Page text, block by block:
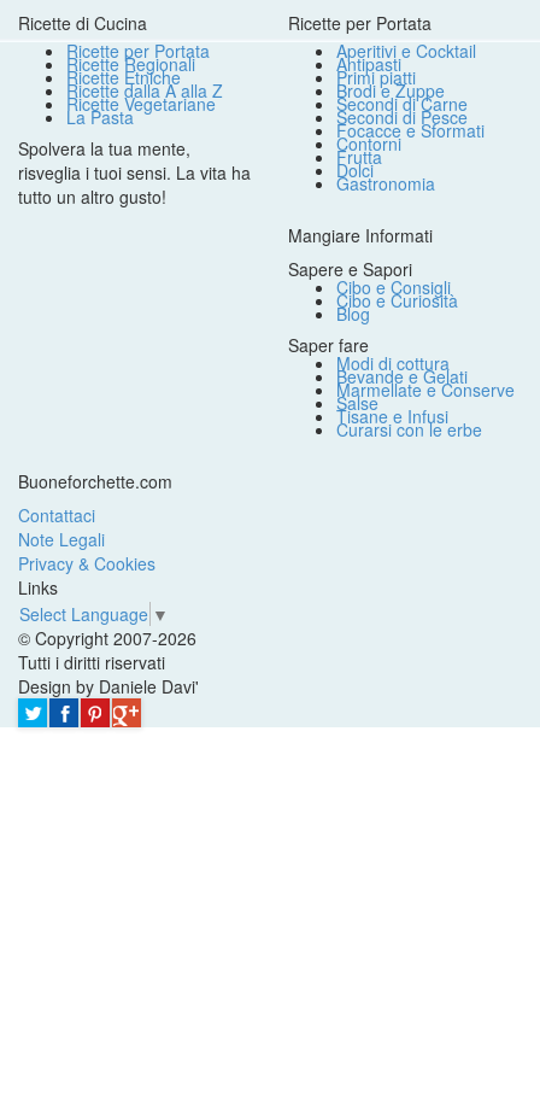
Ricette di Cucina
Ricette per Portata
Ricette Regionali
Ricette Etniche
Ricette dalla A alla Z
Ricette Vegetariane
La Pasta
Spolvera la tua mente,
risveglia i tuoi sensi. La vita ha
tutto un altro gusto!
Ricette per Portata
Aperitivi e Cocktail
Antipasti
Primi piatti
Brodi e Zuppe
Secondi di Carne
Secondi di Pesce
Focacce e Sformati
Contorni
Frutta
Dolci
Gastronomia
Mangiare Informati
Sapere e Sapori
Cibo e Consigli
Cibo e Curiosità
Blog
Saper fare
Modi di cottura
Bevande e Gelati
Marmellate e Conserve
Salse
Tisane e Infusi
Curarsi con le erbe
Buoneforchette.com
Contattaci
Note Legali
Privacy & Cookies
Links
Select Language ▼
© Copyright 2007-2026
Tutti i diritti riservati
Design by Daniele Davi'